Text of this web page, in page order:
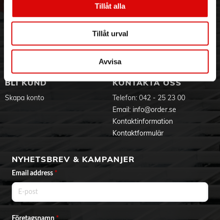
Tillåt alla
Tillåt urval
Avvisa
- Mustaschkam
- USB-kabel för laddning
- Olja och rengöringsborste
Visselblåsning
Aktuellt på Order
Ansökan om RMA
Godsefterlysning & Felleverans
Integritetspolicy
Om cookies
BLI KUND
Skapa konto
KONTAKTA OSS
Telefon: 042 - 25 23 00
Email: info@order.se
Kontaktinformation
Kontaktformulär
NYHETSBREV & KAMPANJER
Email address *
Företagsnamn *